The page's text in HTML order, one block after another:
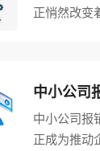
正悄然改变
力量。
中小公司报
正成为推动